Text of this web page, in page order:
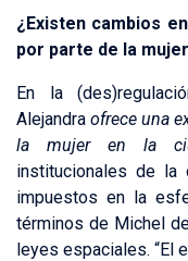
¿Existen cambios
por parte de la
En la
Alejandra ofrece una
la mujer en la
institucionales de la
impuestos en la
términos de Michel
leyes espaciales. “El